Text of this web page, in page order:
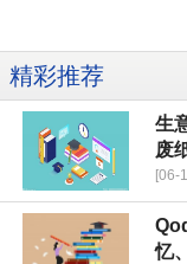
精彩推荐
生
废
[06-
忆